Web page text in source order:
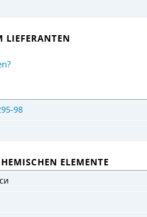
98
ELEMENTE